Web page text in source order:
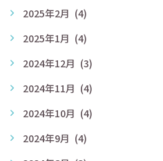
2025年2月 (4)
2025年1月 (4)
2024年12月 (3)
2024年11月 (4)
2024年10月 (4)
2024年9月 (4)